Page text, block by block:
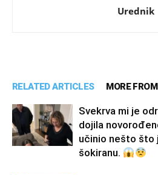
Urednik
RELATED ARTICLES MORE
Svekrva mi je
dojila
učinio nešto što
šokiranu.